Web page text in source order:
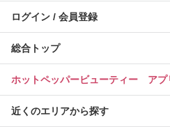
ログイン / 会員登録
総合トップ
ホットペッパービューティー アプ
近くのエリアから探す